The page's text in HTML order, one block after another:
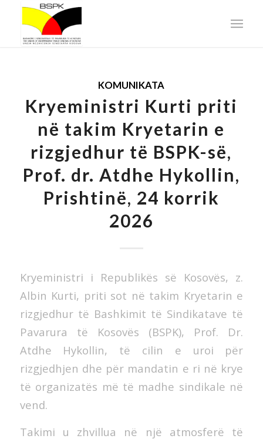
KOMUNIKATA
Kryeministri Kurti priti
në takim Kryetarin e
rizgjedhur të BSPK-së,
Prof. dr. Atdhe Hykollin,
Prishtinë, 24 korrik
2026
Kryeministri i Republikës së Kosovës, z.
Albin Kurti, priti sot në takim Kryetarin e
rizgjedhur të Bashkimit të Sindikatave të
Pavarura të Kosovës (BSPK), Prof. Dr.
Atdhe Hykollin, të cilin e uroi për
rizgjedhjen dhe për mandatin e ri në krye
të organizatës më të madhe sindikale në
vend.
Takimi u zhvillua në një atmosferë të